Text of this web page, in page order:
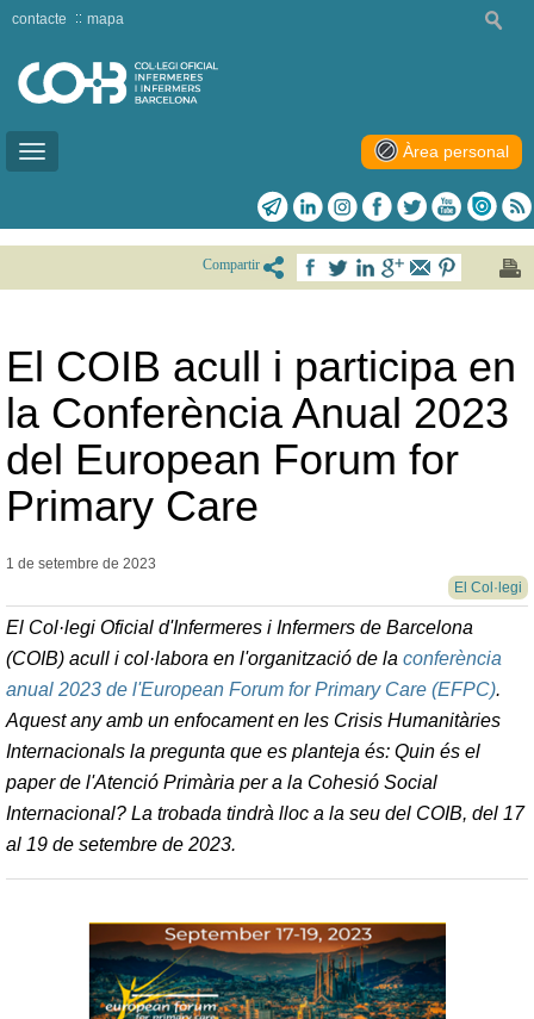
Toggle
contacte mapa
Àrea personal
Compartir
El COIB acull i participa en
la Conferència Anual 2023
del European Forum for
Primary Care
1 de setembre de 2023
El Col·legi
El Col·legi Oficial d'Infermeres i Infermers de Barcelona
(COIB) acull i col·labora en l'organització de la conferència
anual 2023 de l'European Forum for Primary Care (EFPC).
Aquest any amb un enfocament en les Crisis Humanitàries
Internacionals la pregunta que es planteja és: Quin és el
paper de l'Atenció Primària per a la Cohesió Social
Internacional? La trobada tindrà lloc a la seu del COIB, del 17
al 19 de setembre de 2023.